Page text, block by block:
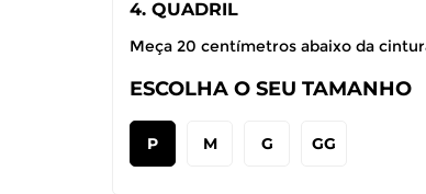
4. QUADRIL
Meça 20 centímetros abaixo da
ESCOLHA O SEU TAMANHO
P M G GG